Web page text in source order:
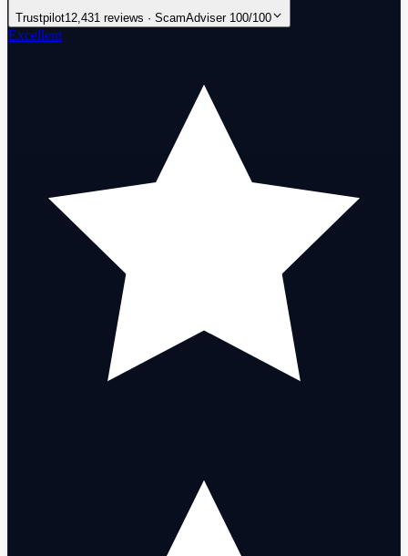
Trustpilot12,431 reviews · ScamAdviser 100/100
Excellent